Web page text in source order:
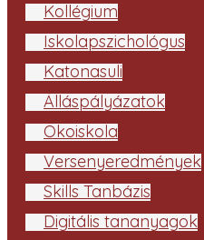
Kollégium
Iskolapszichológus
Katonasuli
Álláspályázatok
Ökoiskola
Versenyeredmények
Skills Tanbázis
Digitális tananyagok